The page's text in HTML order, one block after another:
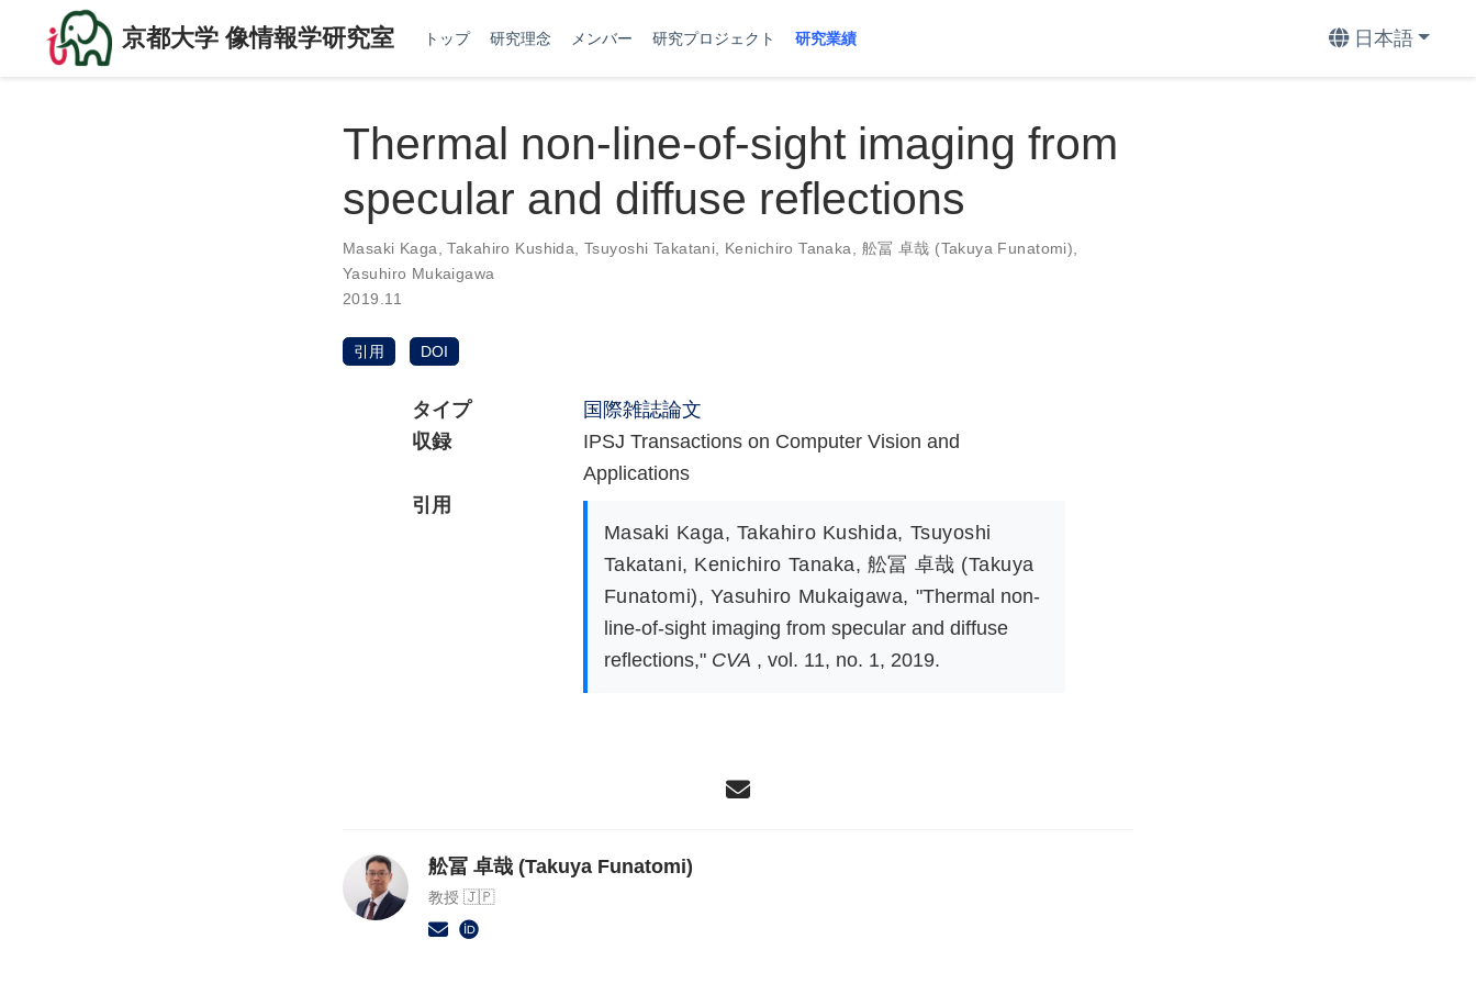
京都大学 像情報学研究室 トップ 研究理念 メンバー 研究プロジェクト 研究業績 日本語
Thermal non-line-of-sight imaging from
specular and diffuse reflections
Masaki Kaga ,Takahiro Kushida ,Tsuyoshi Takatani Kenichiro Tanaka 舩冨 卓哉 (Takuya Funatomi)
Yasuhiro Mukaigawa
2019.11
引用 DOI
タイプ
国際雑誌論文
収録
IPSJ Transactions on Computer Vision and
Applications
引用
Masaki Kaga, Takahiro Kushida, Tsuyoshi
Takatani, Kenichiro Tanaka, 舩冨 卓哉 (Takuya
Funatomi), Yasuhiro Mukaigawa, "Thermal non-
line-of-sight imaging from specular and diffuse
reflections," CVA , vol. 11, no. 1, 2019.
舩冨 卓哉 (Takuya Funatomi)
教授 🇯🇵